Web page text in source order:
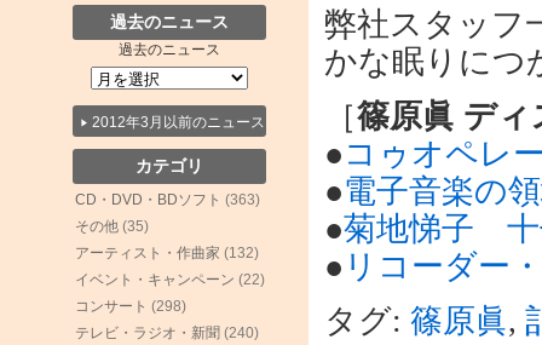
過去のニュース
過去のニュース
2012年3月以前のニュース
カテゴリ
CD・DVD・BDソフト (363)
その他 (35)
アーティスト・作曲家 (132)
イベント・キャンペーン (22)
コンサート (298)
テレビ・ラジオ・新聞 (240)
弊社スタッフ
かな眠りにつ
［篠原眞 デ
● コゥオペレ
●電子音楽の
●菊地悌子 十
● リコーダー
タグ: 篠原眞,